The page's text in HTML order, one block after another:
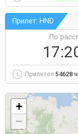
Прилет: HND
По
Прилетел 54628
+
−